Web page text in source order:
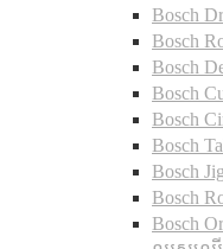
Bosch
Bosch
Bosch
Bosch
Bosch
Bosch
Bosch
Bosch
Bosch